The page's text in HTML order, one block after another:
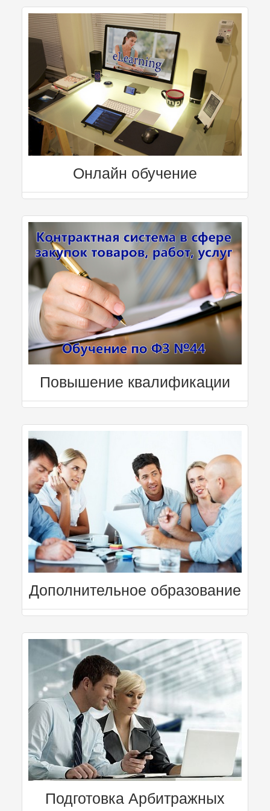
Онлайн обучение
Повышение квалификации
Дополнительное образование
Подготовка Арбитражных